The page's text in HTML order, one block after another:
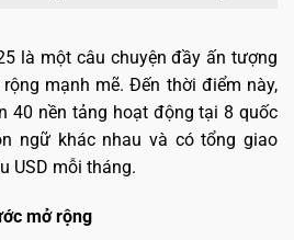
là một câu chuyện đầy ấn tượng
mạnh mẽ. Đến thời điểm này,
40 nền tảng hoạt động tại 8 quốc
ngữ khác nhau và có tổng giao
USD mỗi tháng.
mở rộng